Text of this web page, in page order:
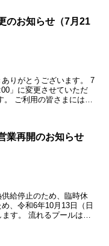
のお知らせ（7月21
りがとうございます。 7
」に変更させていただ
ご利用の皆さまには、
業再開のお知らせ
給停止のため、臨時休
、令和6年10月13日（日
す。 流れるプールは、